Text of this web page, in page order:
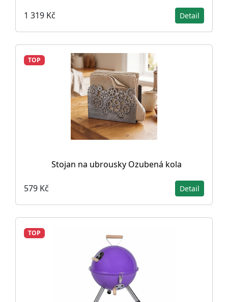
1 319 Kč Detail
TOP
Stojan na ubrousky Ozubená kola
579 Kč Detail
TOP